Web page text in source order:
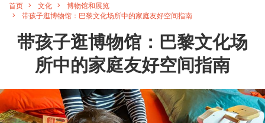
首页 文化
博物馆和展览
带孩子逛博物馆：巴黎文化场所中的家庭友好空间指南
带孩子逛博物馆：巴黎文化场
所中的家庭友好空间指南